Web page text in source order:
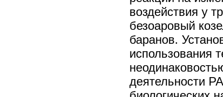
воздействия у
безоаровый
баранов.
использования
деятельности